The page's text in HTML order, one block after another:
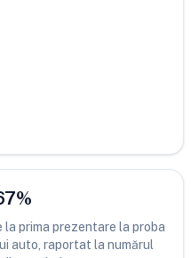
%
la prima prezentare la proba
auto, raportat la numărul